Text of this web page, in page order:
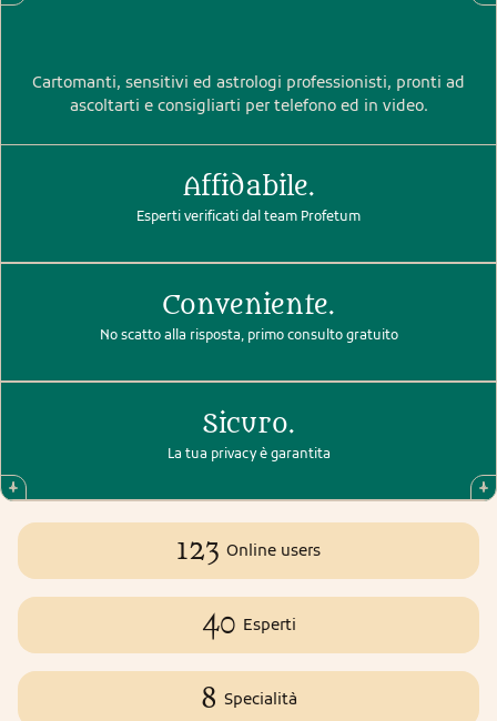
Cartomanti, sensitivi ed astrologi professionisti, pronti ad
ascoltarti e consigliarti per telefono ed in video.
Affidabile.
Esperti verificati dal team Profetum
Conveniente.
No scatto alla risposta, primo consulto gratuito
Sicuro.
La tua privacy è garantita
123 Online users
40 Esperti
8 Specialità